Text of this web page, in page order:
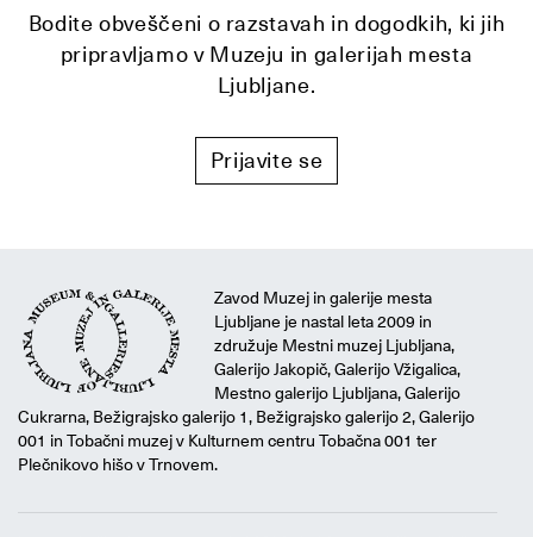
Bodite obveščeni o razstavah in dogodkih, ki jih
pripravljamo v Muzeju in galerijah mesta
Ljubljane.
Prijavite se
Zavod Muzej in galerije mesta
Ljubljane je nastal leta 2009 in
združuje Mestni muzej Ljubljana,
Galerijo Jakopič, Galerijo Vžigalica,
Mestno galerijo Ljubljana, Galerijo
Cukrarna, Bežigrajsko galerijo 1, Bežigrajsko galerijo 2, Galerijo
001 in Tobačni muzej v Kulturnem centru Tobačna 001 ter
Plečnikovo hišo v Trnovem.